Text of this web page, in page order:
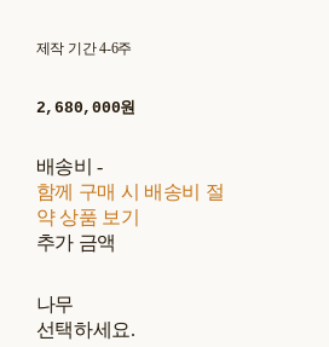
제작 기간 4-6주
2,680,000원
배송비-
함께 구매 시 배송비 절
약 상품 보기
추가 금액
나무
선택하세요.